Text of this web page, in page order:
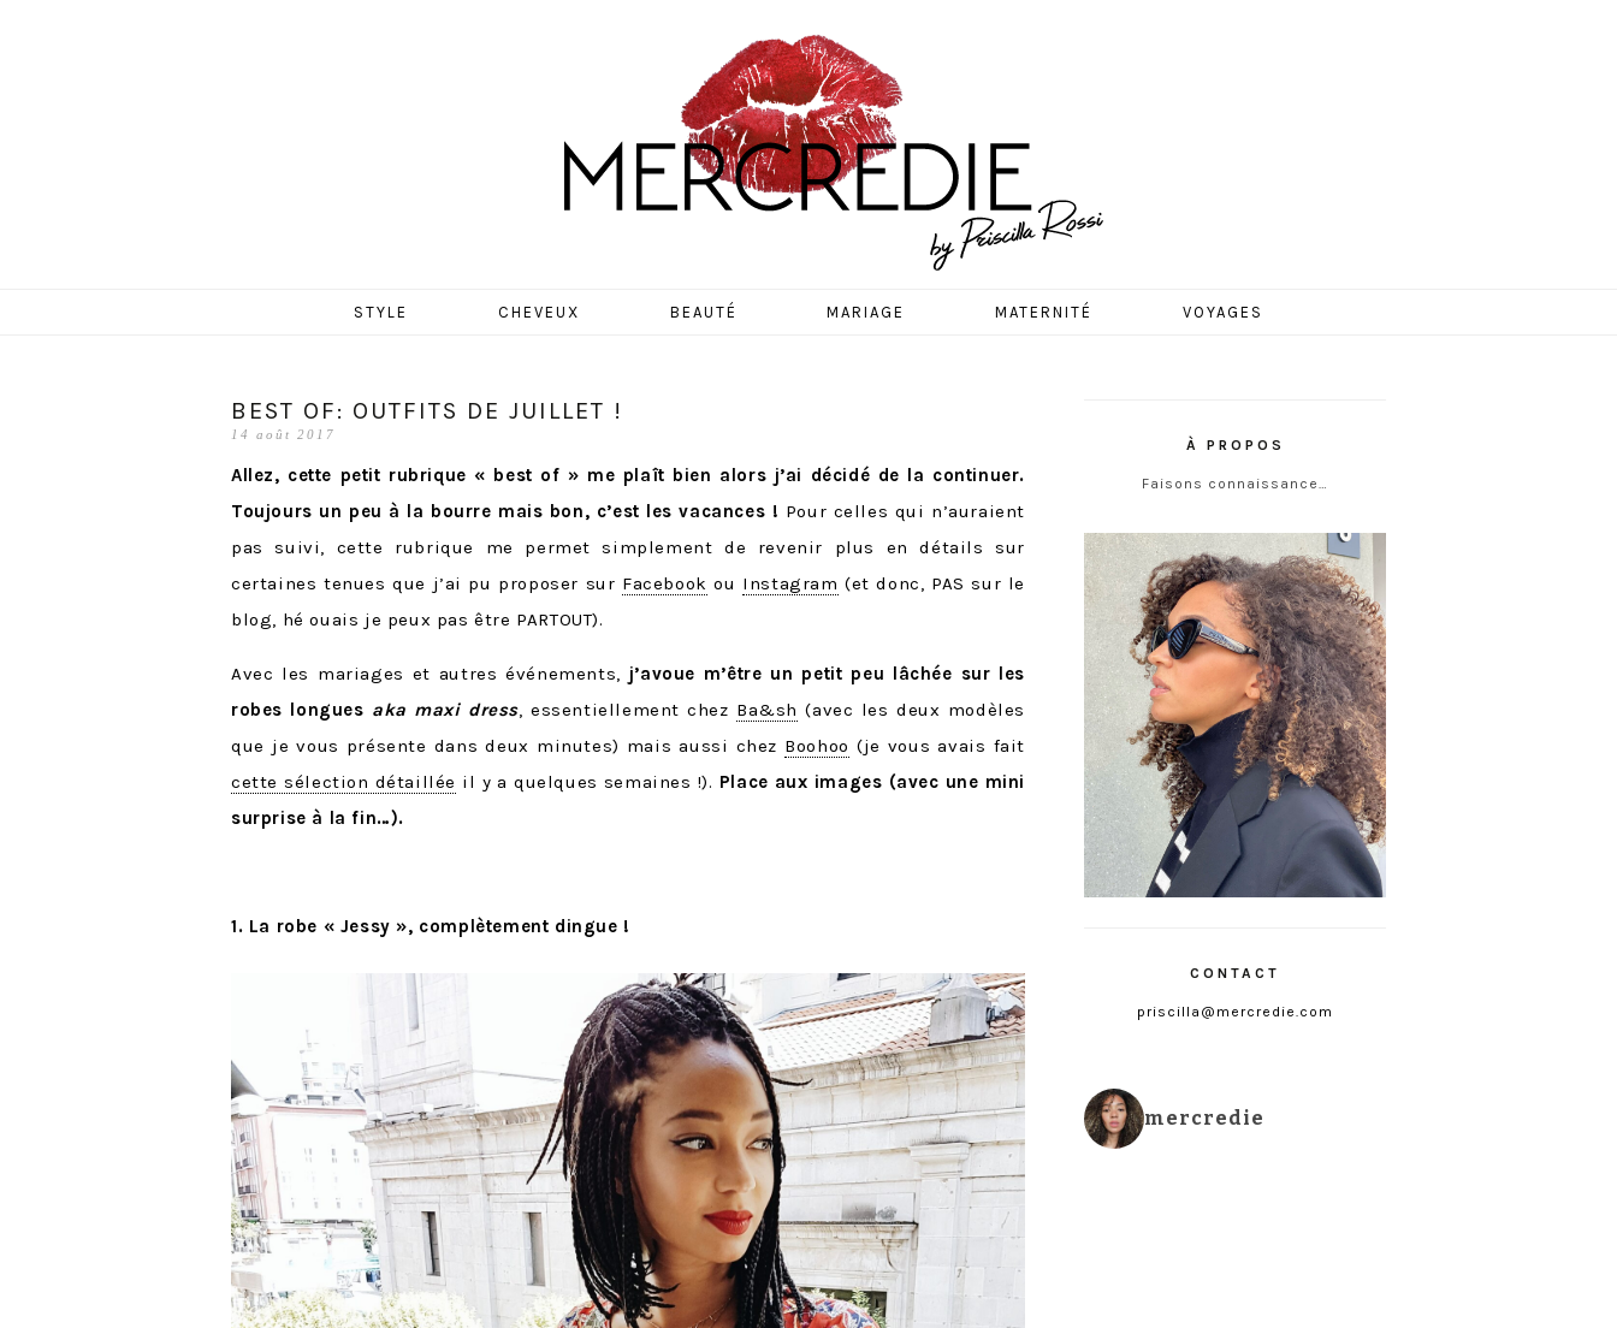
MERCREDIE
STYLE CHEVEUX BEAUTÉ MARIAGE MATERNITÉ VOYAGES
BEST OF: OUTFITS DE JUILLET !
14 août 2017
Allez, cette petit rubrique « best of » me plaît bien alors j’ai décidé de la continuer.
Toujours un peu à la bourre mais bon, c’est les vacances ! Pour celles qui n’auraient
pas suivi, cette rubrique me permet simplement de revenir plus en détails sur
certaines tenues que j’ai pu proposer sur Facebook ou Instagram (et donc, PAS sur le
blog, hé ouais je peux pas être PARTOUT).
Avec les mariages et autres événements, j’avoue m’être un petit peu lâchée sur les
robes longues aka maxi dress, essentiellement chez Ba&sh (avec les deux modèles
que je vous présente dans deux minutes) mais aussi chez Boohoo (je vous avais fait
cette sélection détaillée il y a quelques semaines !). Place aux images (avec une mini
surprise à la fin…).
1. La robe « Jessy », complètement dingue !
À PROPOS
Faisons connaissance…
CONTACT
priscilla@mercredie.com
mercredie